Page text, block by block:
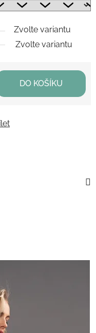
Zvolte variantu
Zvolte variantu
DO KOŠÍKU